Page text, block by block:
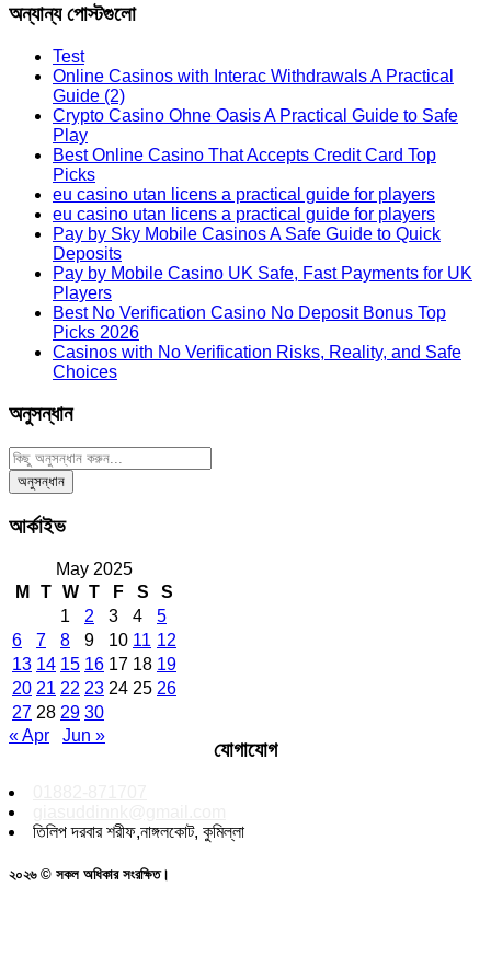
অন্যান্য পোস্টগুলো
Test
Online Casinos with Interac Withdrawals A Practical
Guide (2)
Crypto Casino Ohne Oasis A Practical Guide to Safe
Play
Best Online Casino That Accepts Credit Card Top
Picks
eu casino utan licens a practical guide for players
eu casino utan licens a practical guide for players
Pay by Sky Mobile Casinos A Safe Guide to Quick
Deposits
Pay by Mobile Casino UK Safe, Fast Payments for UK
Players
Best No Verification Casino No Deposit Bonus Top
Picks 2026
Casinos with No Verification Risks, Reality, and Safe
Choices
অনুসন্ধান
আর্কাইভ
May 2025
M
T W T F S
S
1
2 3 4
5
6
7 8 9 10 11 12
13 14 15 16 17 18 19
20 21 22 23 24 25 26
27 28 29 30
« Apr
Jun »
যোগাযোগ
তিলিপ দরবার শরীফ,নাঙ্গলকোট, কুমিল্লা
২০২৬ © সকল অধিকার সংরক্ষিত।